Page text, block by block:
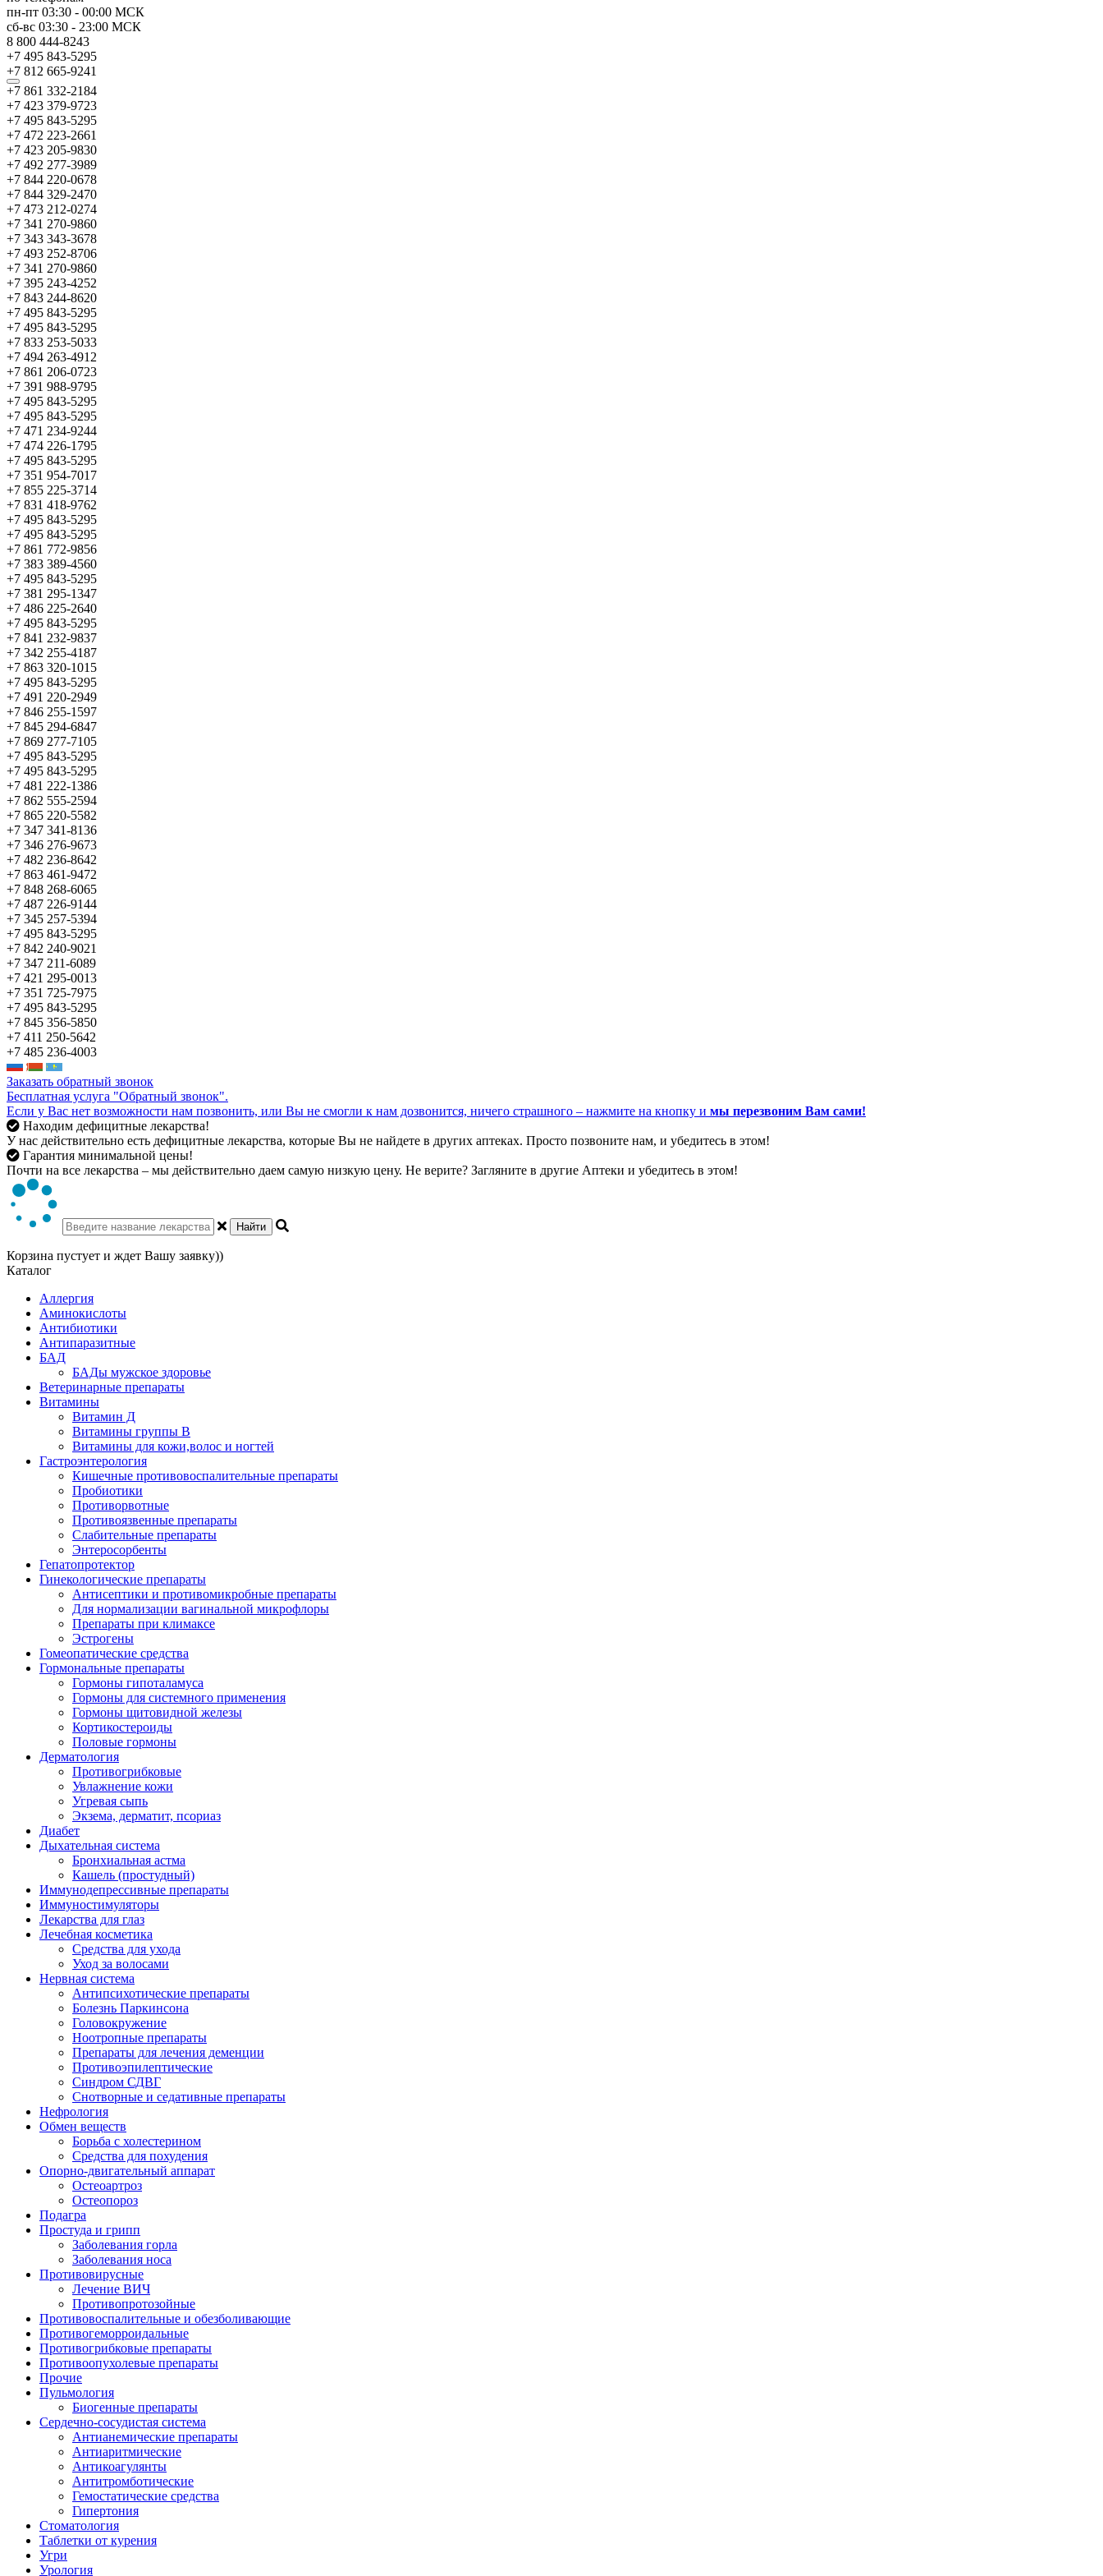
пн-пт 03:30 - 00:00 МСК
сб-вс 03:30 - 23:00 МСК
8 800 444-8243
+7 495 843-5295
+7 812 665-9241
+7 861 332-2184
+7 423 379-9723
+7 495 843-5295
+7 472 223-2661
+7 423 205-9830
+7 492 277-3989
+7 844 220-0678
+7 844 329-2470
+7 473 212-0274
+7 341 270-9860
+7 343 343-3678
+7 493 252-8706
+7 341 270-9860
+7 395 243-4252
+7 843 244-8620
+7 495 843-5295
+7 495 843-5295
+7 833 253-5033
+7 494 263-4912
+7 861 206-0723
+7 391 988-9795
+7 495 843-5295
+7 495 843-5295
+7 471 234-9244
+7 474 226-1795
+7 495 843-5295
+7 351 954-7017
+7 855 225-3714
+7 831 418-9762
+7 495 843-5295
+7 495 843-5295
+7 861 772-9856
+7 383 389-4560
+7 495 843-5295
+7 381 295-1347
+7 486 225-2640
+7 495 843-5295
+7 841 232-9837
+7 342 255-4187
+7 863 320-1015
+7 495 843-5295
+7 491 220-2949
+7 846 255-1597
+7 845 294-6847
+7 869 277-7105
+7 495 843-5295
+7 495 843-5295
+7 481 222-1386
+7 862 555-2594
+7 865 220-5582
+7 347 341-8136
+7 346 276-9673
+7 482 236-8642
+7 863 461-9472
+7 848 268-6065
+7 487 226-9144
+7 345 257-5394
+7 495 843-5295
+7 842 240-9021
+7 347 211-6089
+7 421 295-0013
+7 351 725-7975
+7 495 843-5295
+7 845 356-5850
+7 411 250-5642
+7 485 236-4003
Заказать обратный звонок
Бесплатная услуга "Обратный звонок".
Если у Вас нет возможности нам позвонить, или Вы не смогли к нам дозвонится, ничего страшного – нажмите на кнопку и мы перезвоним Вам сами!
Находим дефицитные лекарства!
У нас действительно есть дефицитные лекарства, которые Вы не найдете в других аптеках. Просто позвоните нам, и убедитесь в этом!
Гарантия минимальной цены!
Почти на все лекарства – мы действительно даем самую низкую цену. Не верите? Загляните в другие Аптеки и убедитесь в этом!
Найти
Корзина пустует и ждет Вашу заявку))
Каталог
Аллергия
Аминокислоты
Антибиотики
Антипаразитные
БАД
БАДы мужское здоровье
Ветеринарные препараты
Витамины
Витамин Д
Витамины группы В
Витамины для кожи,волос и ногтей
Гастроэнтерология
Кишечные противовоспалительные препараты
Пробиотики
Противорвотные
Противоязвенные препараты
Слабительные препараты
Энтеросорбенты
Гепатопротектор
Гинекологические препараты
Антисептики и противомикробные препараты
Для нормализации вагинальной микрофлоры
Препараты при климаксе
Эстрогены
Гомеопатические средства
Гормональные препараты
Гормоны гипоталамуса
Гормоны для системного применения
Гормоны щитовидной железы
Кортикостероиды
Половые гормоны
Дерматология
Противогрибковые
Увлажнение кожи
Угревая сыпь
Экзема, дерматит, псориаз
Диабет
Дыхательная система
Бронхиальная астма
Кашель (простудный)
Иммунодепрессивные препараты
Иммуностимуляторы
Лекарства для глаз
Лечебная косметика
Средства для ухода
Уход за волосами
Нервная система
Антипсихотические препараты
Болезнь Паркинсона
Головокружение
Ноотропные препараты
Препараты для лечения деменции
Противоэпилептические
Синдром СДВГ
Снотворные и седативные препараты
Нефрология
Обмен веществ
Борьба с холестерином
Средства для похудения
Опорно-двигательный аппарат
Остеоартроз
Остеопороз
Подагра
Простуда и грипп
Заболевания горла
Заболевания носа
Противовирусные
Лечение ВИЧ
Противопротозойные
Противовоспалительные и обезболивающие
Противогеморроидальные
Противогрибковые препараты
Противоопухолевые препараты
Прочие
Пульмология
Биогенные препараты
Сердечно-сосудистая система
Антианемические препараты
Антиаритмические
Антикоагулянты
Антитромботические
Гемостатические средства
Гипертония
Стоматология
Таблетки от курения
Угри
Урология